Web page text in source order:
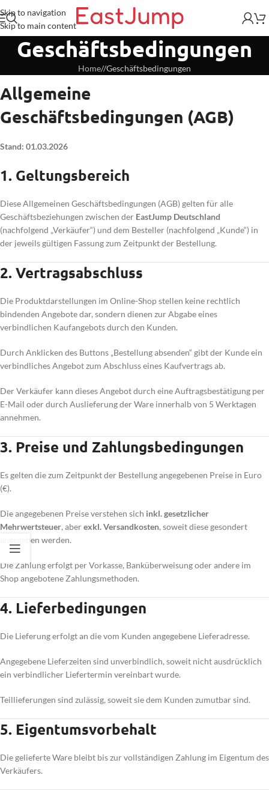
Skip to navigation
Skip to main content
Geschäftsbedingungen
Home/ Geschäftsbedingungen
Allgemeine
Geschäftsbedingungen (AGB)
Stand: 01.03.2026
1. Geltungsbereich
Diese Allgemeinen Geschäftsbedingungen (AGB) gelten für alle
Geschäftsbeziehungen zwischen der EastJump Deutschland
(nachfolgend „Verkäufer“) und dem Besteller (nachfolgend „Kunde“) in
der jeweils gültigen Fassung zum Zeitpunkt der Bestellung.
2. Vertragsabschluss
Die Produktdarstellungen im Online-Shop stellen keine rechtlich
bindenden Angebote dar, sondern dienen zur Abgabe eines
verbindlichen Kaufangebots durch den Kunden.
Durch Anklicken des Buttons „Bestellung absenden“ gibt der Kunde ein
verbindliches Angebot zum Abschluss eines Kaufvertrags ab.
Der Verkäufer kann dieses Angebot durch eine Auftragsbestätigung per
E-Mail oder durch Auslieferung der Ware innerhalb von 5 Werktagen
annehmen.
3. Preise und Zahlungsbedingungen
Es gelten die zum Zeitpunkt der Bestellung angegebenen Preise in Euro
(€).
Die angegebenen Preise verstehen sich inkl. gesetzlicher
Mehrwertsteuer, aberexkl. Versandkosten, soweit diese gesondert
angegeben werden.
Die Zahlung erfolgt per Vorkasse, Banküberweisung oder andere im
Shop angebotene Zahlungsmethoden.
4. Lieferbedingungen
Die Lieferung erfolgt an die vom Kunden angegebene Lieferadresse.
Angegebene Lieferzeiten sind unverbindlich, soweit nicht ausdrücklich
ein verbindlicher Liefertermin vereinbart wurde.
Teillieferungen sind zulässig, soweit sie dem Kunden zumutbar sind.
5. Eigentumsvorbehalt
Die gelieferte Ware bleibt bis zur vollständigen Zahlung im Eigentum des
Verkäufers.